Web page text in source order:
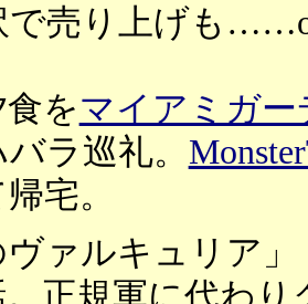
で売り上げも
をマイアミガ
ラ巡礼。
宅。
ヴァルキュリア
正規軍に代わり